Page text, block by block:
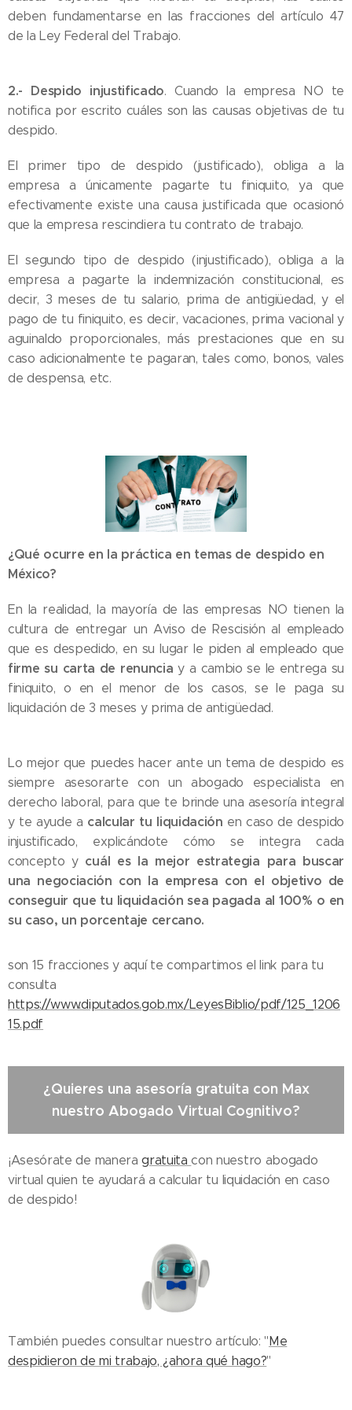
deben fundamentarse en las fracciones del artículo 47
de la Ley Federal del Trabajo.
2.- Despido injustificado. Cuando la empresa NO te
notifica por escrito cuáles son las causas objetivas de tu
despido.
El primer tipo de despido (justificado), obliga a la
empresa a únicamente pagarte tu finiquito, ya que
efectivamente existe una causa justificada que ocasionó
que la empresa rescindiera tu contrato de trabajo.
El segundo tipo de despido (injustificado), obliga a la
empresa a pagarte la indemnización constitucional, es
decir, 3 meses de tu salario, prima de antigiüedad, y el
pago de tu finiquito, es decir, vacaciones, prima vacional y
aguinaldo proporcionales, más prestaciones que en su
caso adicionalmente te pagaran, tales como, bonos, vales
de despensa, etc.
¿Qué ocurre en la práctica en temas de despido en
México?
En la realidad, la mayoría de las empresas NO tienen la
cultura de entregar un Aviso de Rescisión al empleado
que es despedido, en su lugar le piden al empleado que
firme su carta de renuncia y a cambio se le entrega su
finiquito, o en el menor de los casos, se le paga su
liquidación de 3 meses y prima de antigüedad.
Lo mejor que puedes hacer ante un tema de despido es
siempre asesorarte con un abogado especialista en
derecho laboral, para que te brinde una asesoría integral
y te ayude a calcular tu liquidación en caso de despido
injustificado, explicándote cómo se integra cada
concepto y cuál es la mejor estrategia para buscar
una negociación con la empresa con el objetivo de
conseguir que tu liquidación sea pagada al 100% o en
su caso, un porcentaje cercano.
son 15 fracciones y aquí te compartimos el link para tu
consulta
https://www.diputados.gob.mx/LeyesBiblio/pdf/125_1206
15.pdf
¿Quieres una asesoría gratuita con Max
nuestro Abogado Virtual Cognitivo?
¡Asesórate de maneragratuitacon nuestro abogado
virtual quien te ayudará a calcular tu liquidación en caso
de despido!
También puedes consultar nuestro artículo: "Me
despidieron de mi trabajo, ¿ahora qué hago?"